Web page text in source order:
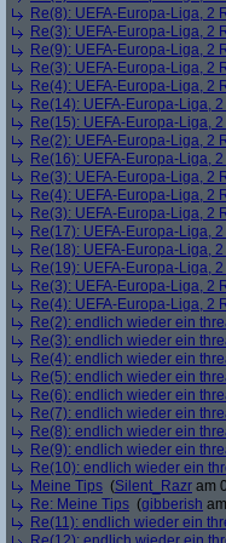
Re(8): UEFA-Europa-Liga, 2
Re(3): UEFA-Europa-Liga, 2
Re(9): UEFA-Europa-Liga, 2
Re(3): UEFA-Europa-Liga, 2
Re(4): UEFA-Europa-Liga, 2
Re(14): UEFA-Europa-Liga,
Re(15): UEFA-Europa-Liga,
Re(2): UEFA-Europa-Liga, 2
Re(16): UEFA-Europa-Liga,
Re(3): UEFA-Europa-Liga, 2
Re(4): UEFA-Europa-Liga, 2
Re(3): UEFA-Europa-Liga, 2
Re(17): UEFA-Europa-Liga,
Re(18): UEFA-Europa-Liga,
Re(19): UEFA-Europa-Liga,
Re(3): UEFA-Europa-Liga, 2
Re(4): UEFA-Europa-Liga, 2
Re(2): endlich wieder ein
Re(3): endlich wieder ein
Re(4): endlich wieder ein
Re(5): endlich wieder ein
Re(6): endlich wieder ein
Re(7): endlich wieder ein
Re(8): endlich wieder ein
Re(9): endlich wieder ein
Re(10): endlich wieder ein
Meine Tips (Silent_Razr am
Re: Meine Tips (gibberish
Re(11): endlich wieder ein